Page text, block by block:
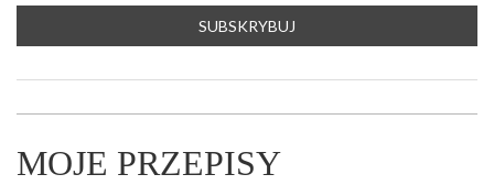
MOJE PRZEPISY